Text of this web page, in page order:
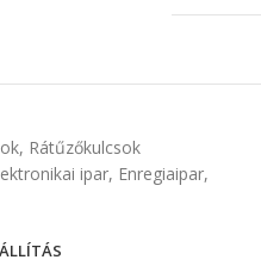
, Rátűzőkulcsok
ipar, Enregiaipar,